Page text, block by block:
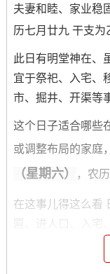
夫妻和睦、家业稳
历七月廿九 干支为
此日有明堂神在、
宜于祭祀、入宅、
市、掘井、开渠等
这个日子适合哪些
或调整布局的家庭
（星期六）
，农
在这事儿得这么看
醮、嫁娶、行丧、
系的和谐~更适合